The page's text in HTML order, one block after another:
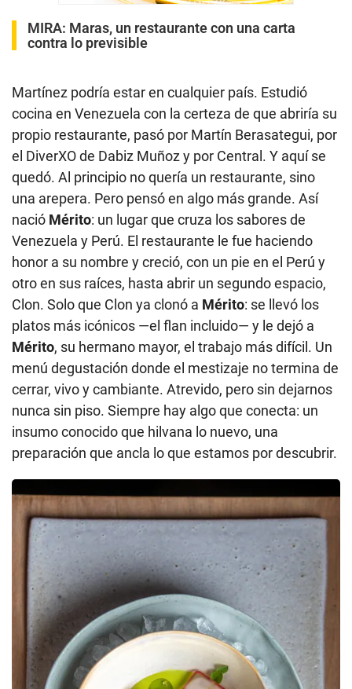
MIRA: Maras, un restaurante con una carta
contra lo previsible
Martínez podría estar en cualquier país. Estudió
cocina en Venezuela con la certeza de que abriría su
propio restaurante, pasó por Martín Berasategui, por
el DiverXO de Dabiz Muñoz y por Central. Y aquí se
quedó. Al principio no quería un restaurante, sino
una arepera. Pero pensó en algo más grande. Así
nació Mérito: un lugar que cruza los sabores de
Venezuela y Perú. El restaurante le fue haciendo
honor a su nombre y creció, con un pie en el Perú y
otro en sus raíces, hasta abrir un segundo espacio,
Clon. Solo que Clon ya clonó a Mérito: se llevó los
platos más icónicos —el flan incluido— y le dejó a
Mérito, su hermano mayor, el trabajo más difícil. Un
menú degustación donde el mestizaje no termina de
cerrar, vivo y cambiante. Atrevido, pero sin dejarnos
nunca sin piso. Siempre hay algo que conecta: un
insumo conocido que hilvana lo nuevo, una
preparación que ancla lo que estamos por descubrir.